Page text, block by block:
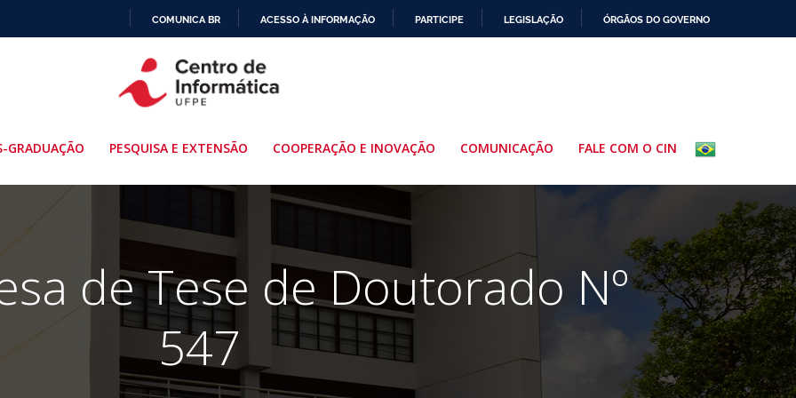
PARA
O
COMUNICA BR ACESSO À INFORMAÇÃO PARTICIPE LEGISLAÇÃO ÓRGÃOS DO GOVERNO
GRADUAÇÃO PESQUISA E EXTENSÃO COOPERAÇÃO E INOVAÇÃO COMUNICAÇÃO FALE COM O CIN
de Tese de Doutorado Nº
547